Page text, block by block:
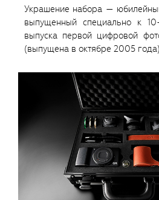
Украшение набора —
выпущенный специально к
выпуска первой цифровой
(выпущена в октябре 2005